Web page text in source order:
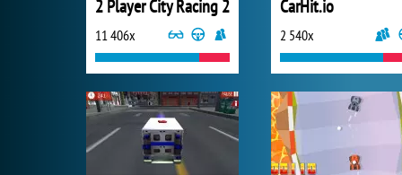
2 Player City Racing 2
11 406x
CarHit.io
2 540x